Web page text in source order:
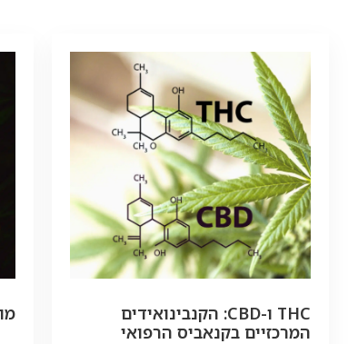
THC ו-CBD: הקנבינואידים
המרכזיים בקנאביס הרפואי